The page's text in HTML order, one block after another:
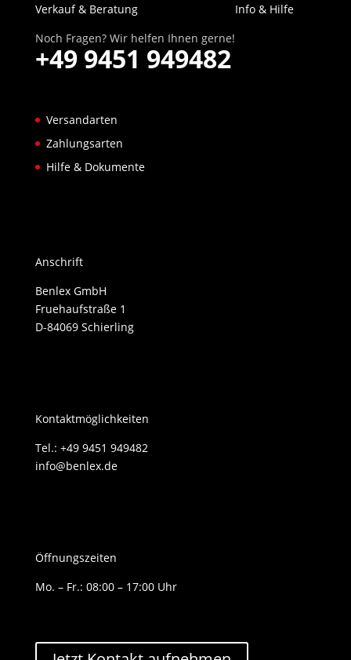
Verkauf & Beratung
Noch Fragen? Wir helfen Ihnen gerne!
+49 9451 949482
Info & Hilfe
Versandarten
Zahlungsarten
Hilfe & Dokumente
Anschrift
Benlex GmbH
Fruehaufstraße 1
D-84069 Schierling
Kontaktmöglichkeiten
Tel.: +49 9451 949482
info@benlex.de
Öffnungszeiten
Mo. – Fr.: 08:00 – 17:00 Uhr